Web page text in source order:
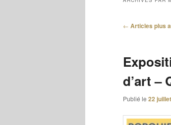
Navigation
← Articles plus
d’art –
Publié le 22